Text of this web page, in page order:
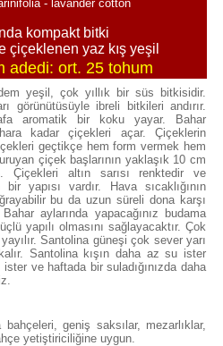
- lavander cotton
kompakt bitki
çiçeklenen yaz kış yeşil
adedi: ort. 25 tohum
yeşil, çok yıllık bir süs bitkisidir.
görünütüsüyle ibreli bitkileri andırır.
aromatik bir koku yayar. Bahar
kadar çiçekleri açar. Çiçeklerin
geçtikçe hem form vermek hem
çiçek başlarının yaklaşık 10 cm
Çiçekleri altın sarısı renktedir ve
yapısı vardır. Hava sıcaklığının
bu da uzun süreli dona karşı
aylarında yapacağınız budama
yapılı olmasını sağlayacaktır. Çok
Santolina güneşi çok sever yarı
Santolina kışın daha az su ister
ve haftada bir suladığınızda daha
geniş saksılar, mezarlıklar,
yetiştiriciliğine uygun.